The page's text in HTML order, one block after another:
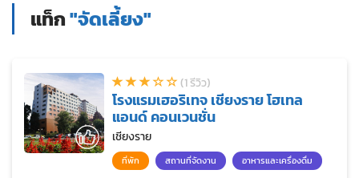
g
แท็ก"จัดเลี้ยง"
(1 รีวิว)
โรงแรมเฮอริเทจ เชียงราย โฮเทล
แอนด์ คอนเวนชั่น
เชียงราย
ที่พัก สถานที่จัดงาน อาหารและเครื่องดื่ม